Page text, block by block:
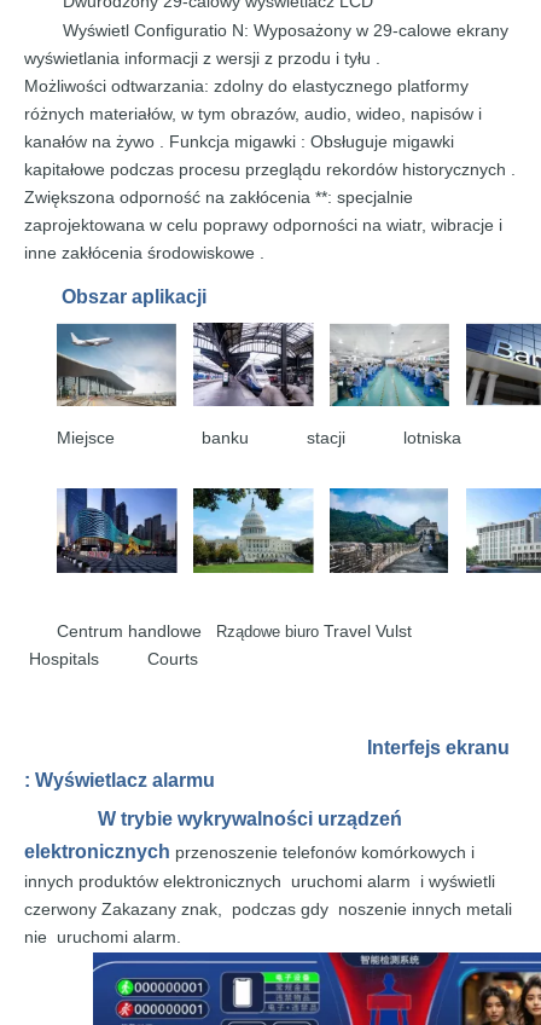
Wyświetl Configuratio N: Wyposażony w 29-calowe ekrany
wyświetlania informacji z wersji z przodu i tyłu
Możliwości odtwarzania: zdolny do elastycznego platformy
różnych materiałów, w tym obrazów, audio, wideo, napisów i
kanałów na żywo Funkcja migawki : Obsługuje migawki
kapitałowe podczas procesu przeglądu rekordów historycznych
Zwiększona odporność na zakłócenia **: specjalnie
zaprojektowana w celu poprawy odporności na wiatr, wibracje i
inne zakłócenia środowiskowe .
Obszar aplikacji
Miejsce banku stacji lotniska
Centrum handlowe Rządowe biuro Travel Vulst
Hospitals Courts
Interfejs ekranu
: Wyświetlacz alarmu
W trybie wykrywalności urządzeń
elektronicznych przenoszenie telefonów komórkowych i
innych produktów elektronicznych uruchomi alarm
i wyświetli
czerwony Zakazany znak, podczas gdy noszenie innych metali
nie uruchomi alarm